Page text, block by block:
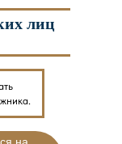
лиц